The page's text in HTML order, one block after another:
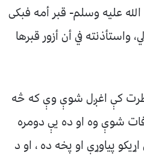
عليه وسلم- قبر أمه فبكى
في أن أزور قبرها
کې اغږل شوې وې که څه
شوې وه او ده یې دومره
پیاوړې او پخه ده ، او د